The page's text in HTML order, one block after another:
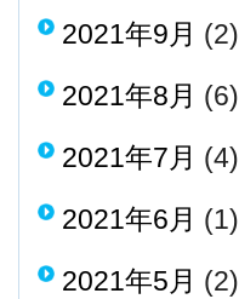
2021年9月 (2)
2021年8月 (6)
2021年7月 (4)
2021年6月 (1)
2021年5月 (2)